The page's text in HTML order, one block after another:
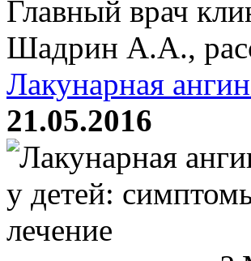
Главный врач
Шадрин А.А.,
Лакунарная
21.05.2016